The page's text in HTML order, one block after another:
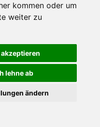
kommen oder um
weiter zu
lehne ab
ändern